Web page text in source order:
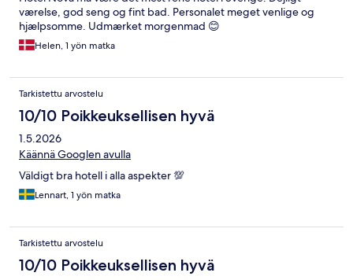
værelse, god seng og fint bad. Personalet meget venlige og
hjælpsomme. Udmærket morgenmad 😊
Helen, 1 yön matka
Tarkistettu arvostelu
10/10 Poikkeuksellisen hyvä
1.5.2026
Käännä Googlen avulla
Väldigt bra hotell i alla aspekter 💯
Lennart, 1 yön matka
Tarkistettu arvostelu
10/10 Poikkeuksellisen hyvä